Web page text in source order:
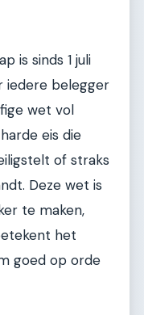
is sinds 1 juli
iedere belegger
wet vol
eis die
of straks
Deze wet is
te maken,
het
goed op orde